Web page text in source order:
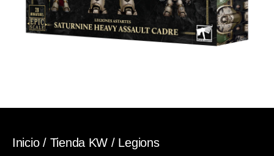
Inicio/ Tienda KW / Legions